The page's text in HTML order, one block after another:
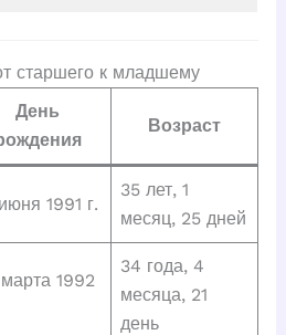
старшего к младшему
День
Возраст
1991 г.
35 лет, 1
месяц, 25 дней
1992
34 года, 4
месяца, 21
день